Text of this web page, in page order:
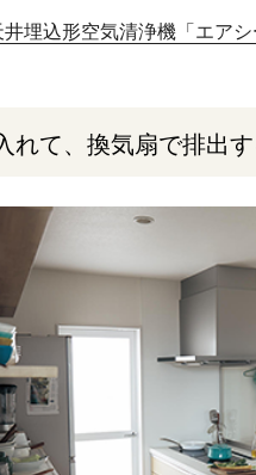
埋込形空気清浄機「エアシ
れて、換気扇で排出す